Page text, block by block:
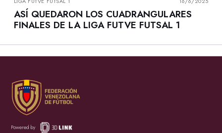
ASÍ QUEDARON LOS CUADRANGULARES
FINALES DE LA LIGA FUTVE FUTSAL 1
Powered by